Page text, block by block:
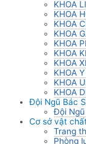
KHOA
KHOA
KHOA
KHOA
KHOA
KHOA
KHOA
KHOA
KHOA
KHOA
Đội Ngũ Bác
Đội
Cơ sở vật
Trang
Phòng